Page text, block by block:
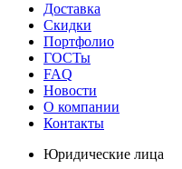
Доставка
Скидки
Портфолио
ГОСТы
FAQ
Новости
О компании
Контакты
Юридические лица